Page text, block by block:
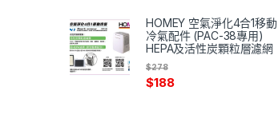
HOMEY 空氣淨化4合1移動
冷氣配件 (PAC-38專用)
HEPA及活性炭顆粒層濾網
$188
$278